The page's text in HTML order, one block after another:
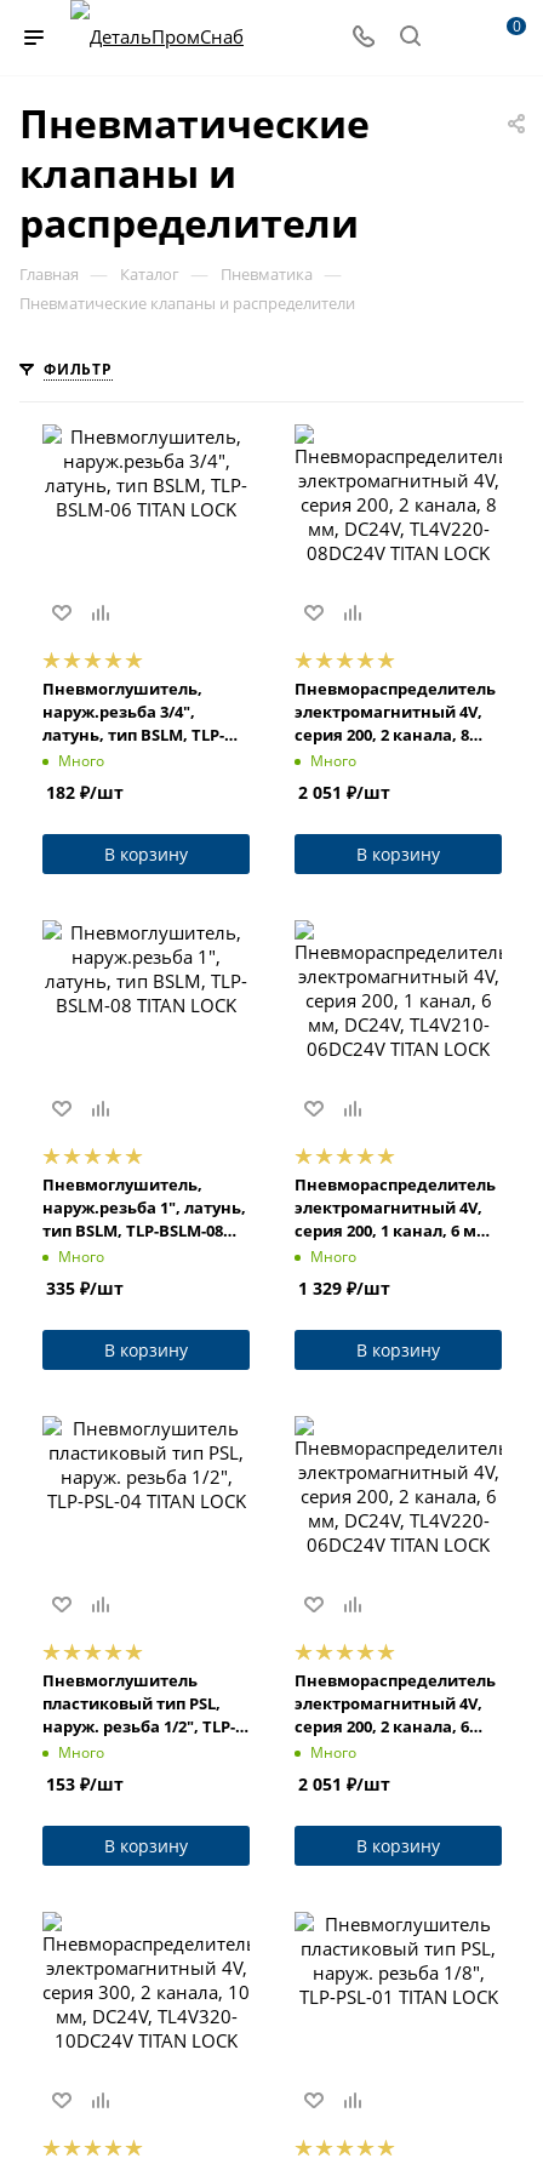
0
Пневматические
клапаны и
распределители
Главная — Каталог — Пневматика —
Пневматические клапаны и распределители
ФИЛЬТР
Пневмоглушитель,
наруж.резьба 3/4",
латунь, тип BSLM, TLP-
BSLM-06 TITAN LOCK
Много
182 ₽/шт
В корзину
Пневмораспределитель
электромагнитный 4V,
серия 200, 2 канала, 8
мм, DC24V, TL4V220-
08DC24V TITAN LOCK
Много
2 051 ₽/шт
В корзину
Пневмоглушитель,
наруж.резьба 1", латунь,
тип BSLM, TLP-BSLM-08
TITAN LOCK
Много
335 ₽/шт
В корзину
Пневмораспределитель
электромагнитный 4V,
серия 200, 1 канал, 6 мм,
DC24V, TL4V210-06DC24V
TITAN LOCK
Много
1 329 ₽/шт
В корзину
Пневмоглушитель
пластиковый тип PSL,
наруж. резьба 1/2", TLP-
PSL-04 TITAN LOCK
Много
153 ₽/шт
В корзину
Пневмораспределитель
электромагнитный 4V,
серия 200, 2 канала, 6
мм, DC24V, TL4V220-
06DC24V TITAN LOCK
Много
2 051 ₽/шт
В корзину